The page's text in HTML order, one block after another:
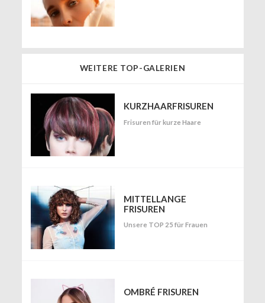
WEITERE TOP-GALERIEN
KURZHAARFRISUREN
Frisuren für kurze Haare
MITTELLANGE
FRISUREN
Unsere TOP 25 für Frauen
OMBRÉ FRISUREN